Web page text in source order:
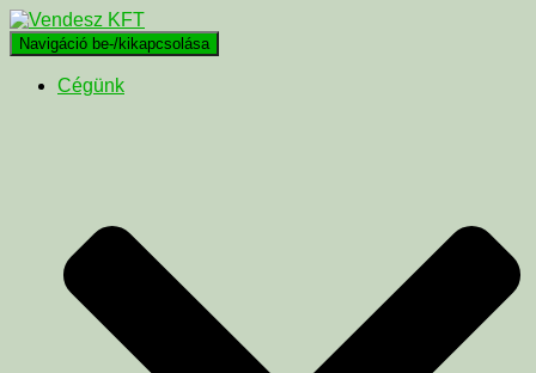
Navigáció be-/kikapcsolása
Cégünk